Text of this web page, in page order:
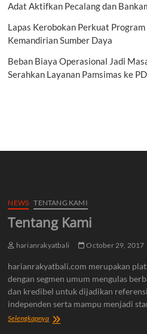
Adat Aktifkan Pecalang dan
Lapas Kerobokan Perkuat
Kemandirian Sumber Daya
Beban Biaya Operasional Jadi
Serahkan Layanan Pamsimas ke
NEWS TENTANG KAMI
Tentang Kami
harianrakyatbali October 29, 2017
harianrakyatbali.com merupakan
dengan segmen umum mengulas
dan kredibel untuk dijadikan
independen serta mampu menjadi
SelengkapnyaTentang